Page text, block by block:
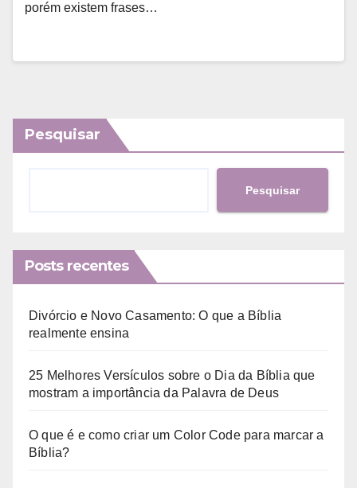
porém existem frases…
Pesquisar
Pesquisar
Posts recentes
Divórcio e Novo Casamento: O que a Bíblia
realmente ensina
25 Melhores Versículos sobre o Dia da Bíblia que
mostram a importância da Palavra de Deus
O que é e como criar um Color Code para marcar a
Bíblia?